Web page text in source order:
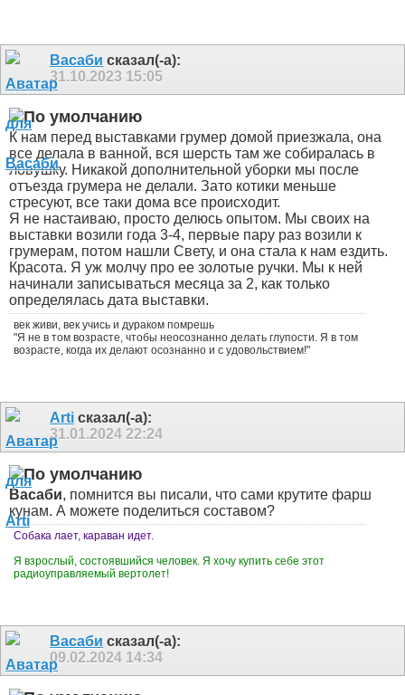
Васаби сказал(-а):
31.10.2023 15:05
К нам перед выставками грумер домой приезжала, она
все делала в ванной, вся шерсть там же собиралась в
ловушку. Никакой дополнительной уборки мы после
отъезда грумера не делали. Зато котики меньше
стресуют, все таки дома все происходит.
Я не настаиваю, просто делюсь опытом. Мы своих на
выставки возили года 3-4, первые пару раз возили к
грумерам, потом нашли Свету, и она стала к нам ездить.
Красота. Я уж молчу про ее золотые ручки. Мы к ней
начинали записываться месяца за 2, как только
определялась дата выставки.
век живи, век учись и дураком помрешь
"Я не в том возрасте, чтобы неосознанно делать глупости. Я в том
возрасте, когда их делают осознанно и с удовольствием!"
Arti сказал(-а):
31.01.2024 22:24
Васаби, помнится вы писали, что сами крутите фарш
кунам. А можете поделиться составом?
Собака лает, караван идет.
Я взрослый, состоявшийся человек. Я хочу купить себе этот
радиоуправляемый вертолет!
Васаби сказал(-а):
09.02.2024 14:34